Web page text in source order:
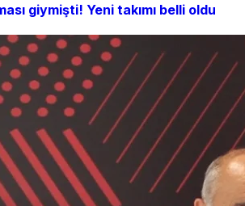
giymişti! Yeni takımı belli oldu